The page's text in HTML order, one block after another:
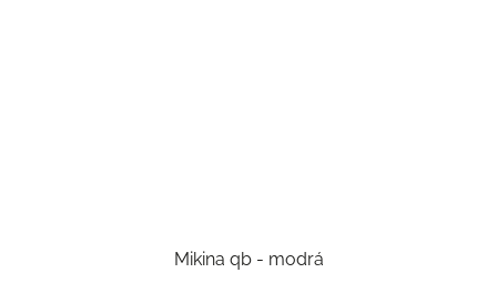
Mikina qb - modrá